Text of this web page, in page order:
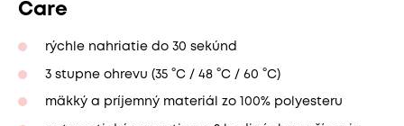
Care
rýchle nahriatie do 30 sekúnd
3 stupne ohrevu (35 °C / 48 °C / 60 °C)
mäkký a príjemný materiál zo 100% polyesteru